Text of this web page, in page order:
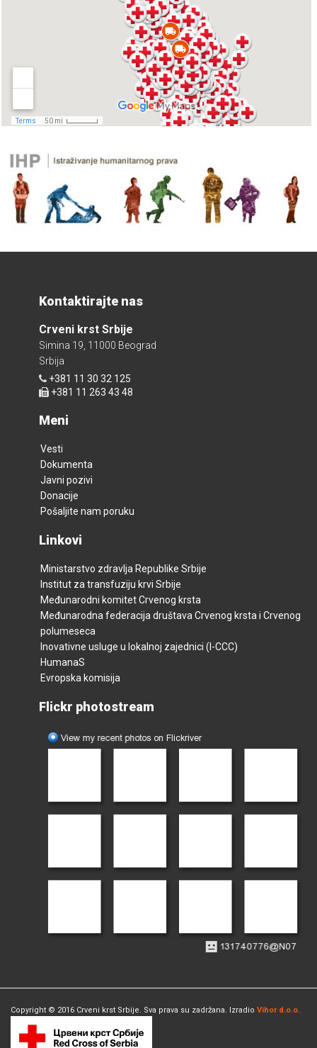
Kontaktirajte nas
Crveni krst Srbije
Simina 19, 11000 Beograd
Srbija
+381 11 30 32 125
+381 11 263 43 48
Meni
Vesti
Dokumenta
Javni pozivi
Donacije
Pošaljite nam poruku
Linkovi
Ministarstvo zdravlja Republike Srbije
Institut za transfuziju krvi Srbije
Međunarodni komitet Crvenog krsta
Međunarodna federacija društava Crvenog krsta i Crvenog
polumeseca
Inovativne usluge u lokalnoj zajednici (I-CCC)
HumanaS
Evropska komisija
Flickr photostream
Copyright © 2016 Crveni krst Srbije. Sva prava su zadržana. Izradio Vihor d.o.o.